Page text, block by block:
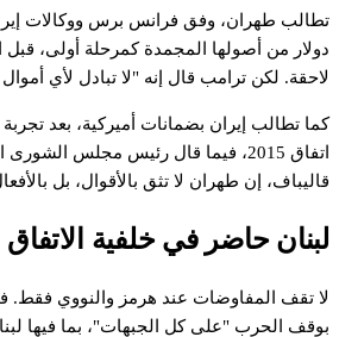
تطالب طهران، وفق فرانس برس ووكالات
دولار من أصولها المجمدة كمرحلة أولى، قبل
لاحقة. لكن ترامب قال إنه "لا تبادل لأي أموال
كما تطالب إيران بضمانات أميركية، بعد تجربة
اتفاق 2015، فيما قال رئيس مجلس الشورى
قاليباف،
إن طهران لا تثق بالأقوال، بل بالأفعال.
لبنان حاضر في خلفية الاتفاق
تقف المفاوضات عند هرمز والنووي فقط.
بوقف الحرب "على كل الجبهات"، بما فيها